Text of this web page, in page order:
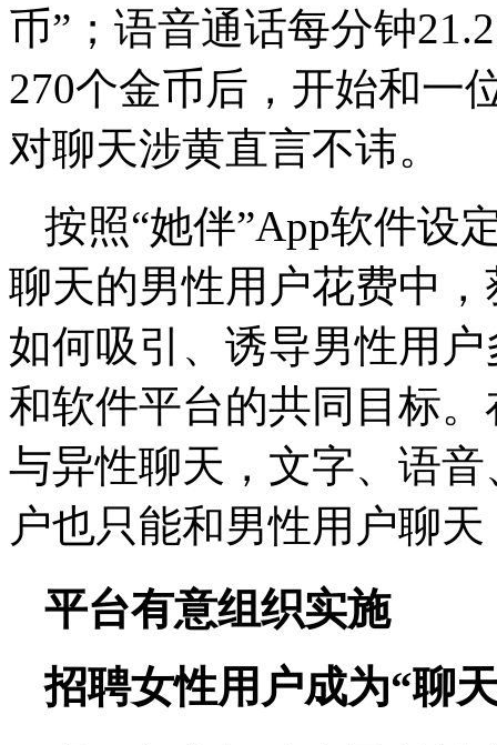
币”；语音通话每分钟
270个金币后，开始和一
对聊天涉黄直言不讳。
按照“她伴”App软件设
聊天的男性用户花费中
如何吸引、诱导男性用
和软件平台的共同目标
与异性聊天，文字、语
户也只能和男性用户聊
平台有意组织实施
招聘女性用户成为“聊